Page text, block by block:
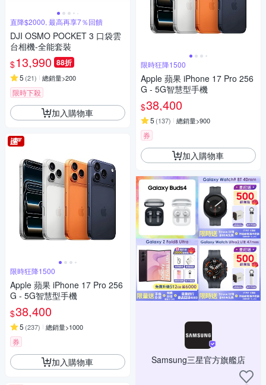
直降$2000, 最高再享7％回饋
DJI OSMO POCKET 3 口袋雲
台相機-全能套裝
$13,990 88折
5 (21) 總銷量>200
限時下殺
加入購物車
限時狂降1500
Apple 蘋果 iPhone 17 Pro 256
G - 5G智慧型手機
$38,400
5 (237) 總銷量>1000
券
加入購物車
限時狂降1500
Apple 蘋果 iPhone 17 Pro 256
G - 5G智慧型手機
$38,400
5 (137) 總銷量>900
券
加入購物車
Samsung三星官方旗艦店